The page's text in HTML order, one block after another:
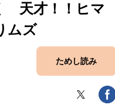
天才！！ヒマ
ムズ
ためし読み